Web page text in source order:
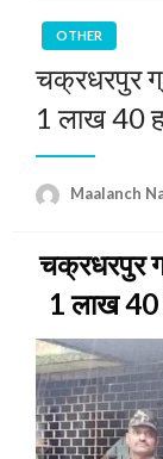
OTHER
चक्रधरपुर
1 लाख 40
Maalanch
चक्रधरपुर
1 लाख 40